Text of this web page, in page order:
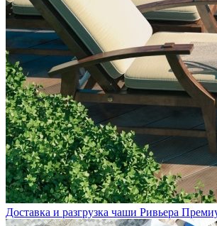
Доставка и разгрузка чаши Ривьера